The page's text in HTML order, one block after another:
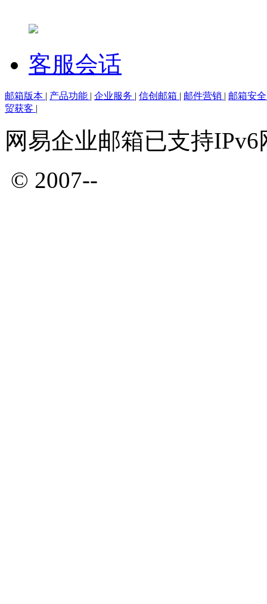
客服会话
邮箱版本 | 产品功能 | 企业服务 | 信创邮箱 | 邮件营销 | 邮箱安
贸获客 |
网易企业邮箱已支持
© 2007--